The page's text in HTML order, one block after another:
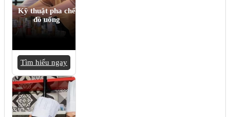
Kỹ thuật pha chế
đồ uống
Tìm hiểu ngay